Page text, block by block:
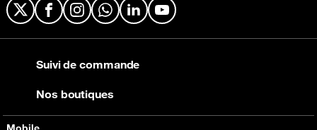
X FacebookInstagramWhatsApp
LinkedInYouTube
Suivi de commande
Nos boutiques